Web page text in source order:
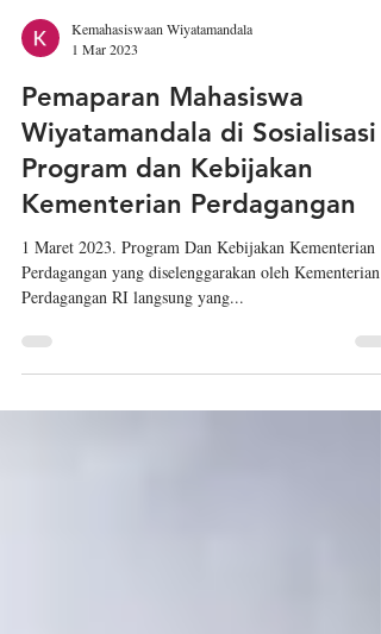
Kemahasiswaan Wiyatamandala
1 Mar 2023
Pemaparan Mahasiswa
Wiyatamandala di Sosialisasi
Program dan Kebijakan
Kementerian Perdagangan
1 Maret 2023. Program Dan Kebijakan Kementerian
Perdagangan RI langsung yang...